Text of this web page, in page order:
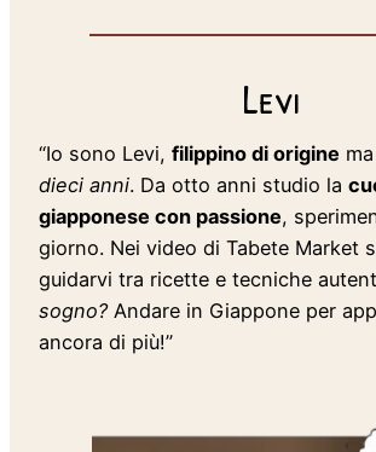
Levi
“Io sono Levi, filippino di origine
dieci anni. Da otto anni studio la
giapponese con passione,
giorno. Nei video di Tabete Market
guidarvi tra ricette e tecniche
sogno?Andare in Giappone per
ancora di più!”